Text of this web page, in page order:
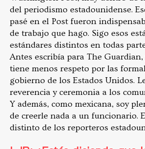
del periodismo estadounidense.
pasé en el Post fueron
de trabajo que hago. Sigo esos
estándares distintos en todas
Antes escribía para The
tiene menos respeto por las
gobierno de los Estados Unidos.
reverencia y ceremonia a los
Y además, como mexicana, soy
de creerle nada a un funcionario.
distinto de los reporteros